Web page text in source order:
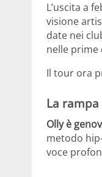
L’uscita a
visione
date nei
nelle
Il tour ora
La
Olly è
metodo
voce